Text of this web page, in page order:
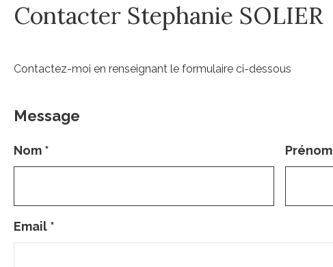
Contacter Stephanie SOLIER
Contactez-moi en renseignant le formulaire ci-dessous
Message
Nom * Prénom
Email *